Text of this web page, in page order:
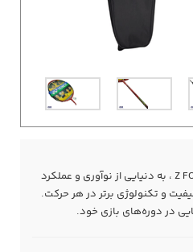
با راکت بدمینتون یونکس Z FORCE ، به دنیایی از نوآوری و عملکرد
و تکنولوژی برتر در هر حرکت.
در دوره‌های بازی خود.